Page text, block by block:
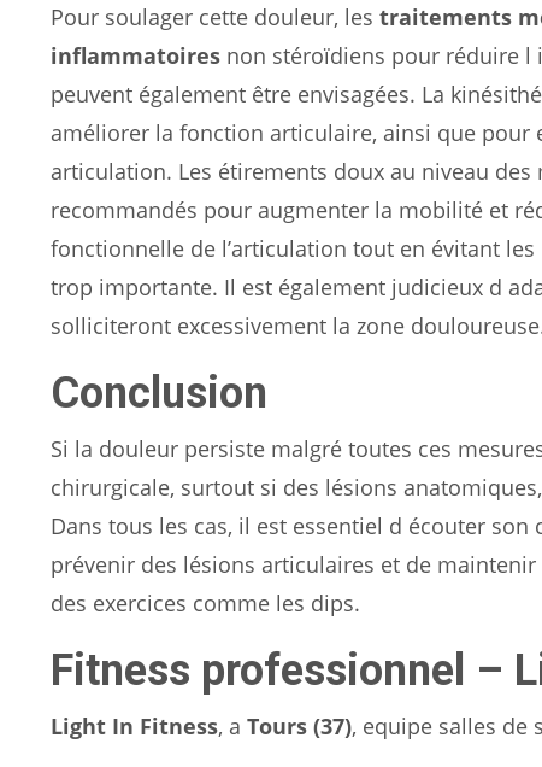
Pour soulager cette douleur, les traitements
inflammatoires non stéroïdiens pour réduire l
peuvent également être envisagées. La
améliorer la fonction articulaire, ainsi que pour
articulation. Les étirements doux au niveau
recommandés pour augmenter la mobilité et
fonctionnelle de l’articulation tout en évitant les
trop importante. Il est également judicieux d
solliciteront excessivement la zone
Conclusion
Si la douleur persiste malgré toutes ces
chirurgicale, surtout si des lésions
Dans tous les cas, il est essentiel d écouter
prévenir des lésions articulaires et de
des exercices comme les dips.
Fitness professionnel –
Light In Fitness, a Tours (37), equipe salles de